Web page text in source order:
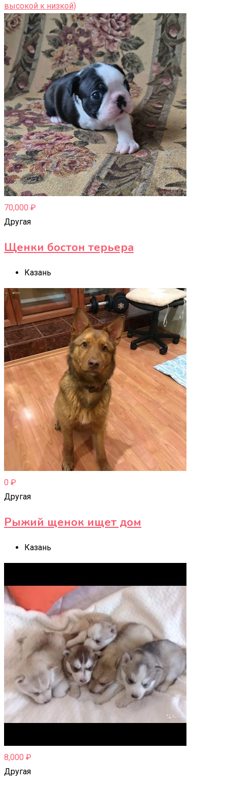
высокой к низкой)
70,000 ₽
Другая
Щенки бостон терьера
Казань
0 ₽
Другая
Рыжий щенок ищет дом
Казань
8,000 ₽
Другая